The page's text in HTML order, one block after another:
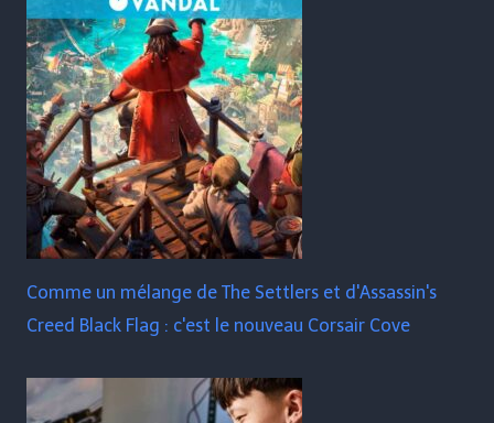
Comme un mélange de The Settlers et d'Assassin's
Creed Black Flag : c'est le nouveau Corsair Cove